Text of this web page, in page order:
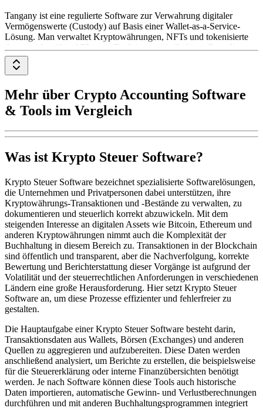
Tangany ist eine regulierte Software zur Verwahrung digitaler
Vermögenswerte (Custody) auf Basis einer Wallet-as-a-Service-
Lösung. Man verwaltet Kryptowährungen, NFTs und tokenisierte
Assets sicher über API, nutzt Funktionen wie Staking, Compliance
und Krypto-Buchhaltung. Die Lösung richtet sich an
Finanzinstitute, FinTechs, Broker und Unternehmen. Die Preise gibt
Mehr über Crypto Accounting Software
& Tools im Vergleich
Was ist Krypto Steuer Software?
Krypto Steuer Software bezeichnet spezialisierte Softwarelösungen,
die Unternehmen und Privatpersonen dabei unterstützen, ihre
Kryptowährungs-Transaktionen und -Bestände zu verwalten, zu
dokumentieren und steuerlich korrekt abzuwickeln. Mit dem
steigenden Interesse an digitalen Assets wie Bitcoin, Ethereum und
anderen Kryptowährungen nimmt auch die Komplexität der
Buchhaltung in diesem Bereich zu. Transaktionen in der Blockchain
sind öffentlich und transparent, aber die Nachverfolgung, korrekte
Bewertung und Berichterstattung dieser Vorgänge ist aufgrund der
Volatilität und der steuerrechtlichen Anforderungen in verschiedenen
Ländern eine große Herausforderung. Hier setzt Krypto Steuer
Software an, um diese Prozesse effizienter und fehlerfreier zu
gestalten.
Die Hauptaufgabe einer Krypto Steuer Software besteht darin,
Transaktionsdaten aus Wallets, Börsen (Exchanges) und anderen
Quellen zu aggregieren und aufzubereiten. Diese Daten werden
anschließend analysiert, um Berichte zu erstellen, die beispielsweise
für die Steuererklärung oder interne Finanzübersichten benötigt
werden. Je nach Software können diese Tools auch historische
Daten importieren, automatische Gewinn- und Verlustberechnungen
durchführen und mit anderen Buchhaltungsprogrammen integriert